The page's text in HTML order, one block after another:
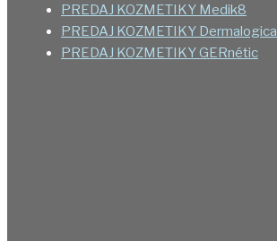
PREDAJ KOZMETIKY Medik8
PREDAJ KOZMETIKY Dermalogica
PREDAJ KOZMETIKY GERnétic